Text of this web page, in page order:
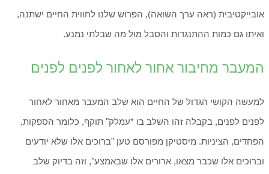
אובייקטיבית (ראה ערך השואה), הפרוש שלנו לחווית החיים ישתנה,
ואיתו גם כמות ההתנגדות והסבל מול מה שבלתי נמנע.
המעבר מחיבור אחור לאחור לפנים לפנים
למעשה הקושי הגדול של החיים הוא שלב המעבר מאחור לאחור
לפנים לפנים, בקבלה זהו השלב בו *עמלק" תוקף, כלומר הספקות,
הפחדים, הציניות. מיסטיקן מפורסם טען "ברוכים אלו שלא יודעים
וברוכים אלו שכבר מצאו, ארורים אלו שבאמצע", וזה בדיוק שלב